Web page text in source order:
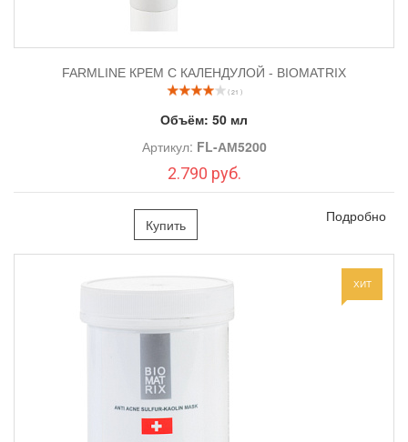
FARMLINE КРЕМ С КАЛЕНДУЛОЙ - BIOMATRIX
( 21 )
Объём: 50 мл
Артикул: FL-АМ5200
2.790 руб.
Купить Подробно
ХИТ